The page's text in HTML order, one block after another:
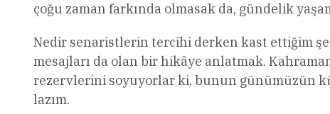
çoğu zaman farkında olmasak da, gündelik
Nedir senaristlerin tercihi derken kast ettiğim
mesajları da olan bir hikâye anlatmak.
rezervlerini soyuyorlar ki, bunun günümüzün
lazım.